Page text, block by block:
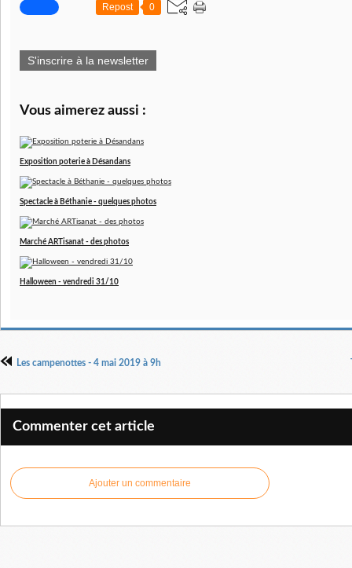
Repost 0
S'inscrire à la newsletter
Vous aimerez aussi :
Exposition poterie à Désandans
Spectacle à Béthanie - quelques photos
Marché ARTisanat - des photos
Halloween - vendredi 31/10
Les campenottes - 4 mai 2019 à 9h
Commenter cet article
Ajouter un commentaire